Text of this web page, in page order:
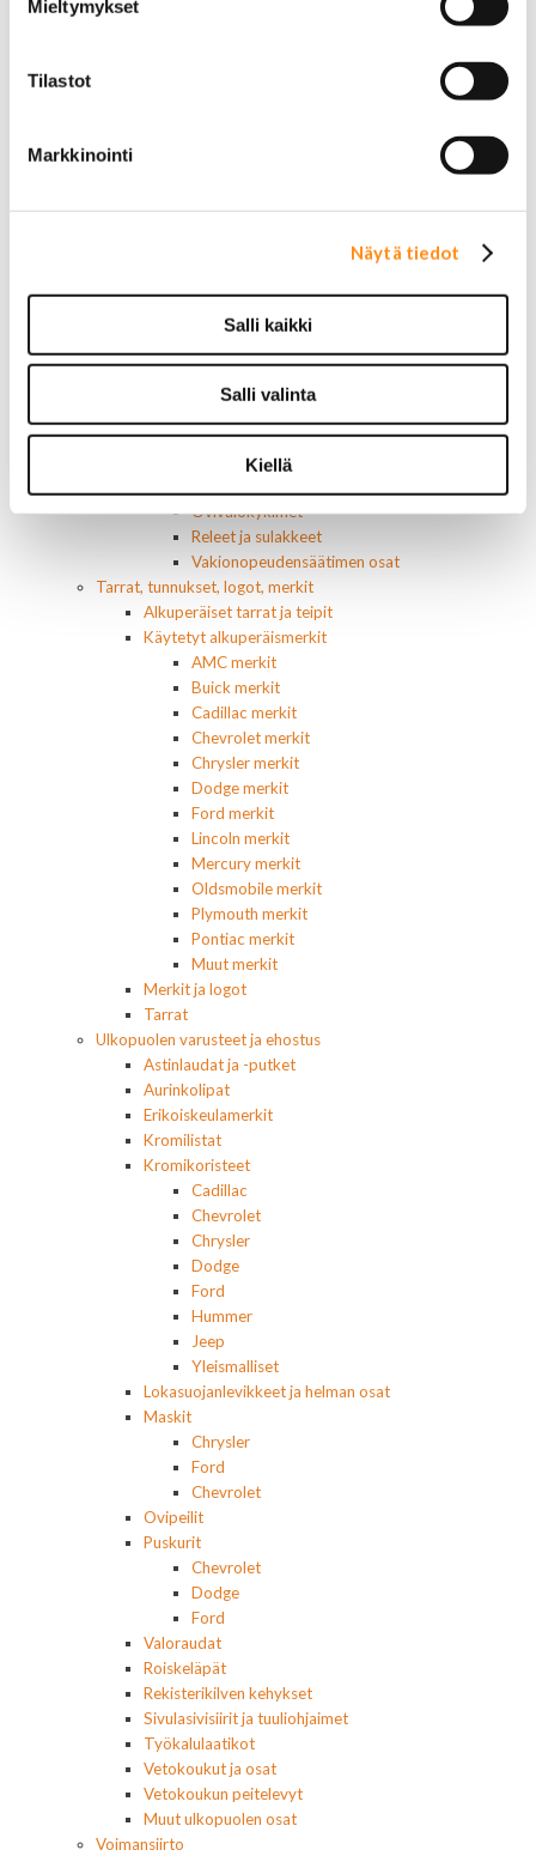
Mieltymykset
Tilastot
Markkinointi
Näytä tiedot
Salli kaikki
Salli valinta
Kiellä
Startit ja startin osat
Ajovalokytkimet
Jarruvalokytkimet
Keskuslukon kytkimet
Lämmityslaitteen osat
Muut kytkimet ja sähköosat
Ovivalokykimet
Releet ja sulakkeet
Vakionopeudensäätimen osat
Tarrat, tunnukset, logot, merkit
Alkuperäiset tarrat ja teipit
Käytetyt alkuperäismerkit
AMC merkit
Buick merkit
Cadillac merkit
Chevrolet merkit
Chrysler merkit
Dodge merkit
Ford merkit
Lincoln merkit
Mercury merkit
Oldsmobile merkit
Plymouth merkit
Pontiac merkit
Muut merkit
Merkit ja logot
Tarrat
Ulkopuolen varusteet ja ehostus
Astinlaudat ja -putket
Aurinkolipat
Erikoiskeulamerkit
Kromilistat
Kromikoristeet
Cadillac
Chevrolet
Chrysler
Dodge
Ford
Hummer
Jeep
Yleismalliset
Lokasuojanlevikkeet ja helman osat
Maskit
Chrysler
Ford
Chevrolet
Ovipeilit
Puskurit
Chevrolet
Dodge
Ford
Valoraudat
Roiskeläpät
Rekisterikilven kehykset
Sivulasivisiirit ja tuuliohjaimet
Työkalulaatikot
Vetokoukut ja osat
Vetokoukun peitelevyt
Muut ulkopuolen osat
Voimansiirto